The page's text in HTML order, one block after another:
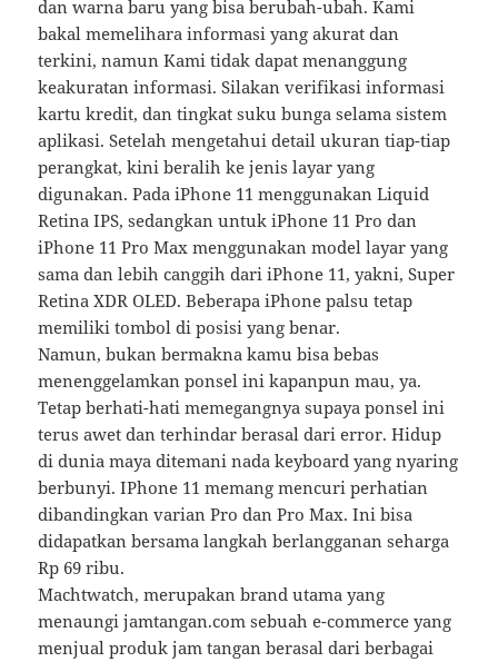
dan warna baru yang bisa berubah-ubah. Kami
bakal memelihara informasi yang akurat dan
terkini, namun Kami tidak dapat menanggung
keakuratan informasi. Silakan verifikasi informasi
kartu kredit, dan tingkat suku bunga selama sistem
aplikasi. Setelah mengetahui detail ukuran tiap-tiap
perangkat, kini beralih ke jenis layar yang
digunakan. Pada iPhone 11 menggunakan Liquid
Retina IPS, sedangkan untuk iPhone 11 Pro dan
iPhone 11 Pro Max menggunakan model layar yang
sama dan lebih canggih dari iPhone 11, yakni, Super
Retina XDR OLED. Beberapa iPhone palsu tetap
memiliki tombol di posisi yang benar.
Namun, bukan bermakna kamu bisa bebas
menenggelamkan ponsel ini kapanpun mau, ya.
Tetap berhati-hati memegangnya supaya ponsel ini
terus awet dan terhindar berasal dari error. Hidup
di dunia maya ditemani nada keyboard yang nyaring
berbunyi. IPhone 11 memang mencuri perhatian
dibandingkan varian Pro dan Pro Max. Ini bisa
didapatkan bersama langkah berlangganan seharga
Rp 69 ribu.
Machtwatch, merupakan brand utama yang
menaungi jamtangan.com sebuah e-commerce yang
menjual produk jam tangan berasal dari berbagai